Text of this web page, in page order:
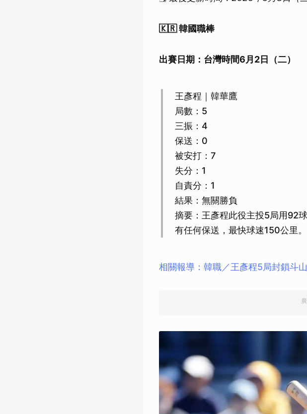
🇰🇷 韓國職棒
出賽日期：台灣時間6月2日（二）
王彥程｜韓華鷹
局數：5
三振：4
保送：0
被安打：7
失分：1
自責分：1
結果：無關勝負
摘要：王彥程此役主投5局用92
有任何保送，最快球速150公里。
相關報導：韓職／王彥程5局封鎖斗